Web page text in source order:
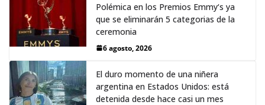
Polémica en los Premios Emmy‘s ya
que se eliminarán 5 categorias de la
ceremonia
6 agosto, 2026
El duro momento de una niñera
argentina en Estados Unidos: está
detenida desde hace casi un mes